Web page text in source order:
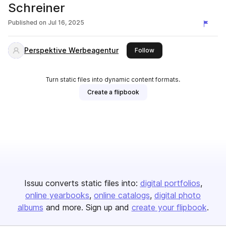
Schreiner
Published on Jul 16, 2025
Perspektive Werbeagentur Followthis publisher
Turn static files into dynamic content formats.
Create a flipbook
Issuu converts static files into: digital portfolios
online yearbooks online catalogs digital photo
albums and more. Sign up and create your flipbook.